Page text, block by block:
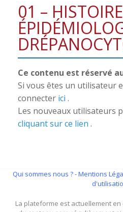
01 –
Ce contenu est réservé
Si vous êtes un utilisateur
connecter ici .
Les nouveaux utilisateurs
cliquant sur ce lien .
Qui sommes nous ?- Mentions
La plateforme est actuellement